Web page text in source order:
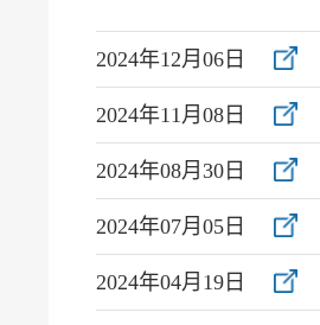
2024年12月06日
2024年11月08日
2024年08月30日
2024年07月05日
2024年04月19日